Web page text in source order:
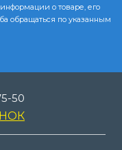
о товаре, его
обращаться по указанным
50